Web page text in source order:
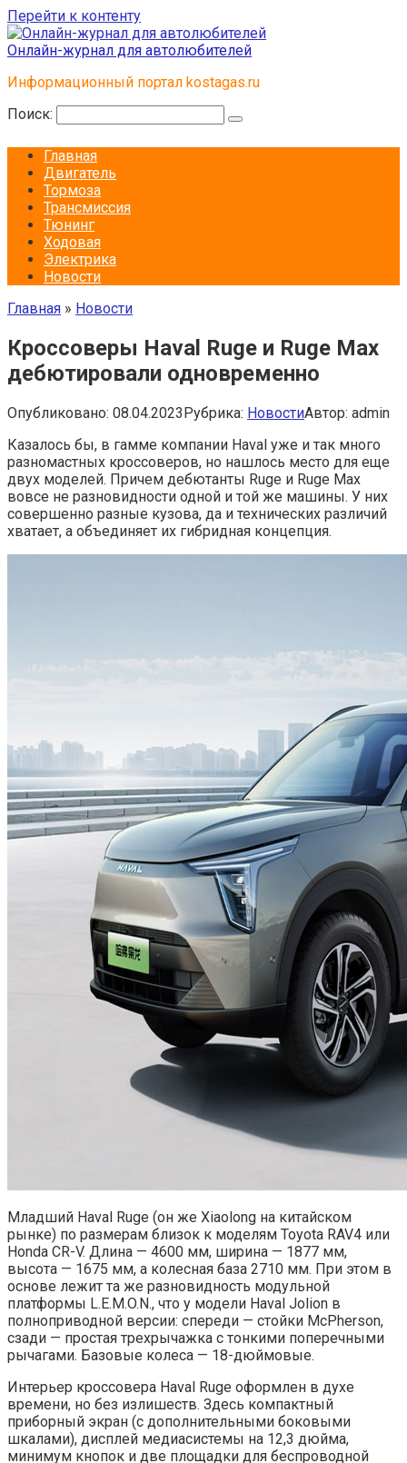
Перейти к контенту
Онлайн-журнал для автолюбителей
Информационный портал kostagas.ru
Поиск:
Главная
Двигатель
Тормоза
Трансмиссия
Тюнинг
Ходовая
Электрика
Новости
Главная » Новости
Кроссоверы Haval Ruge и Ruge Max
дебютировали одновременно
Опубликовано: 08.04.2023Рубрика: НовостиАвтор: admin
Казалось бы, в гамме компании Haval уже и так много
разномастных кроссоверов, но нашлось место для еще
двух моделей. Причем дебютанты Ruge и Ruge Max
вовсе не разновидности одной и той же машины. У них
совершенно разные кузова, да и технических различий
хватает, а объединяет их гибридная концепция.
Младший Haval Ruge (он же Xiaolong на китайском
рынке) по размерам близок к моделям Toyota RAV4 или
Honda CR-V. Длина — 4600 мм, ширина — 1877 мм,
высота — 1675 мм, а колесная база 2710 мм. При этом в
основе лежит та же разновидность модульной
платформы L.E.M.O.N., что у модели Haval Jolion в
полноприводной версии: спереди — стойки McPherson,
сзади — простая трехрычажка с тонкими поперечными
рычагами. Базовые колеса — 18-дюймовые.
Интерьер кроссовера Haval Ruge оформлен в духе
времени, но без излишеств. Здесь компактный
приборный экран (с дополнительными боковыми
шкалами), дисплей медиасистемы на 12,3 дюйма,
минимум кнопок и две площадки для беспроводной